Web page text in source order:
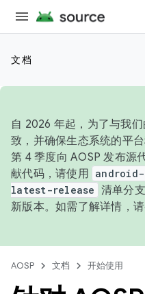
文档
自 2026 年起，为了与我
致，并确保生态系统的平
第 4 季度向 AOSP 发布源
献代码，请使用
latest-release 清单分
新版本。如需了解详情，
AOSP 文档 开始使用